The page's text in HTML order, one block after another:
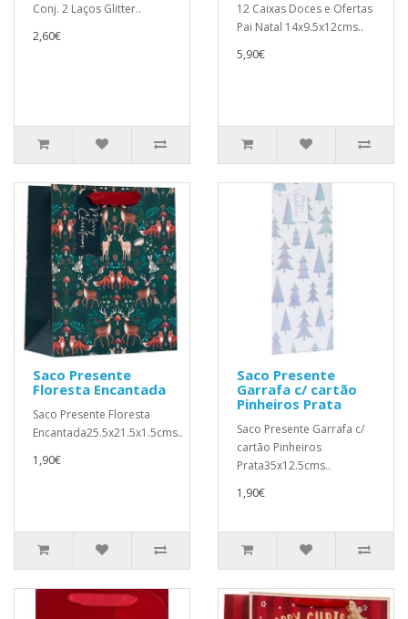
Conj. 2 Laços Glitter..
2,60€
12 Caixas Doces e Ofertas
Pai Natal 14x9.5x12cms..
5,90€
Saco Presente
Floresta Encantada
Saco Presente Floresta
Encantada25.5x21.5x1.5cms..
1,90€
Saco Presente
Garrafa c/ cartão
Pinheiros Prata
Saco Presente Garrafa c/
cartão Pinheiros
Prata35x12.5cms..
1,90€